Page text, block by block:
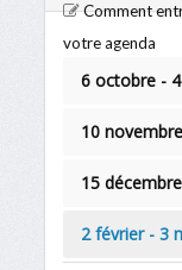
Comment
votre agenda
6 octobre -
10
15
2 février - 3